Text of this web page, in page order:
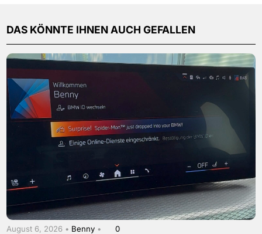
DAS KÖNNTE IHNEN AUCH GEFALLEN
August 6, 2026 • Benny • 0